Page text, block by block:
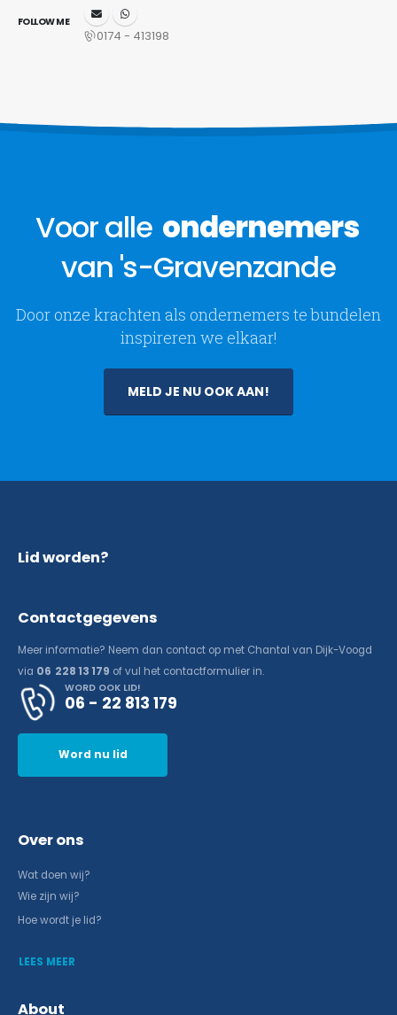
FOLLOW ME
0174 - 413198
Voor alle ondernemers
van 's-Gravenzande
Door onze krachten als ondernemers te bundelen
inspireren we elkaar!
MELD JE NU OOK AAN!
Lid worden?
Contactgegevens
Meer informatie? Neem dan contact op met Chantal van Dijk-Voogd
via 06 228 13 179 of vul het contactformulier in.
WORD OOK LID!
06 - 22 813 179
Word nu lid
Over ons
Wat doen wij?
Wie zijn wij?
Hoe wordt je lid?
LEES MEER
About